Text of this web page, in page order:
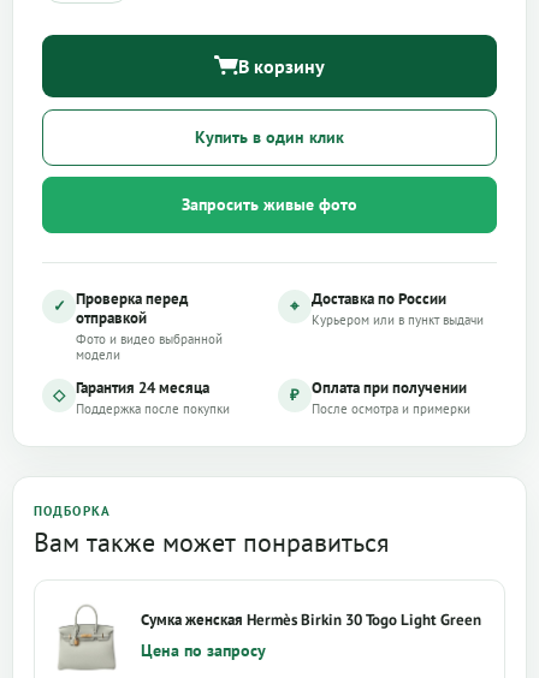
В корзину
Купить в один клик
Запросить живые фото
✓ Проверка перед
отправкой
Фото и видео выбранной
модели
⌖ Доставка по России
Курьером или в пункт выдачи
◇ Гарантия 24 месяца
Поддержка после покупки
₽ Оплата при получении
После осмотра и примерки
ПОДБОРКА
Вам также может понравиться
Сумка женская Hermès Birkin 30 Togo Light Green
Цена по запросу